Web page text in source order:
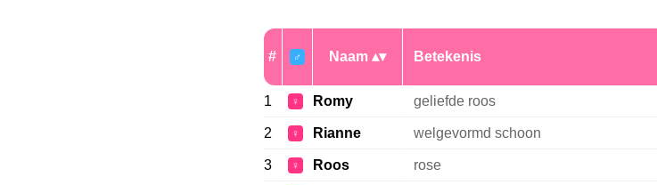
# ♂ Naam Betekenis
1 ♀ Romy geliefde roos
2 ♀ Rianne welgevormd schoon
3 ♀ Roos rose